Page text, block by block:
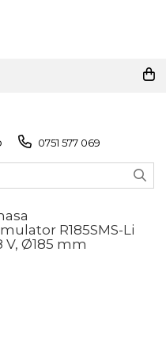
0751 577 069
R185SMS-Li
V, Ø185 mm